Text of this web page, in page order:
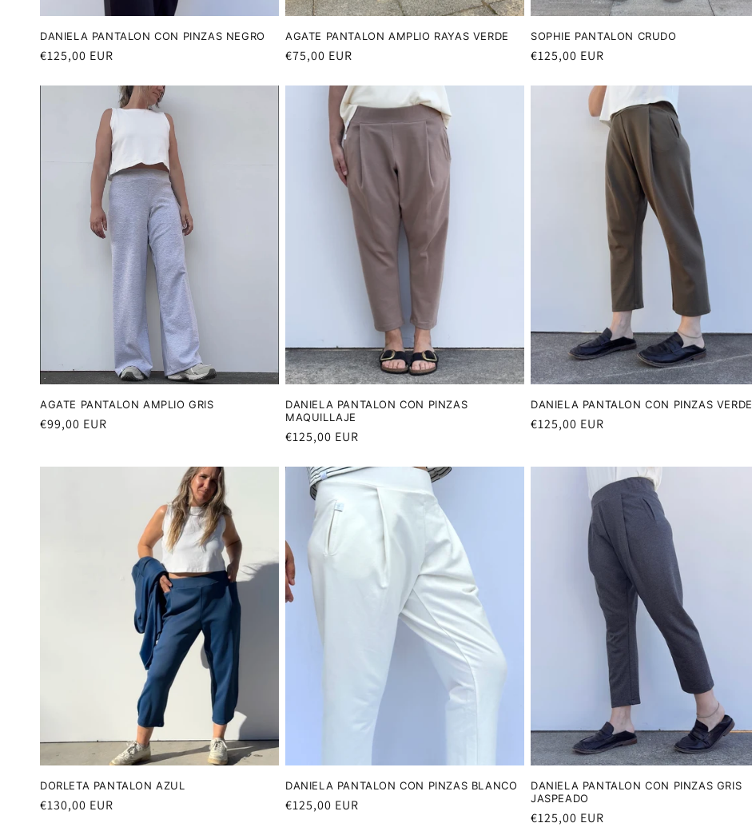
DANIELA PANTALON CON PINZAS NEGRO
Precio
€125,00 EUR
AGATE PANTALON AMPLIO RAYAS VERDE
Precio
€75,00 EUR
SOPHIE PANTALON CRUDO
Precio
€125,00 EUR
AGATE PANTALON AMPLIO GRIS
Precio
€99,00 EUR
DANIELA PANTALON CON PINZAS
MAQUILLAJE
Precio
€125,00 EUR
DANIELA PANTALON CON PINZAS VERDE
Precio
€125,00 EUR
DORLETA PANTALON AZUL
Precio
€130,00 EUR
DANIELA PANTALON CON PINZAS BLANCO
Precio
€125,00 EUR
DANIELA PANTALON CON PINZAS GRIS
JASPEADO
Precio
€125,00 EUR